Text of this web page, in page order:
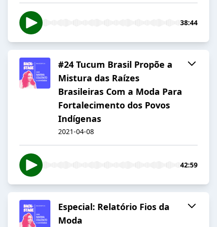
38:44
#24 Tucum Brasil Propõe a
Mistura das Raízes
Brasileiras Com a Moda Para
Fortalecimento dos Povos
Indígenas
2021-04-08
42:59
Especial: Relatório Fios da
Moda